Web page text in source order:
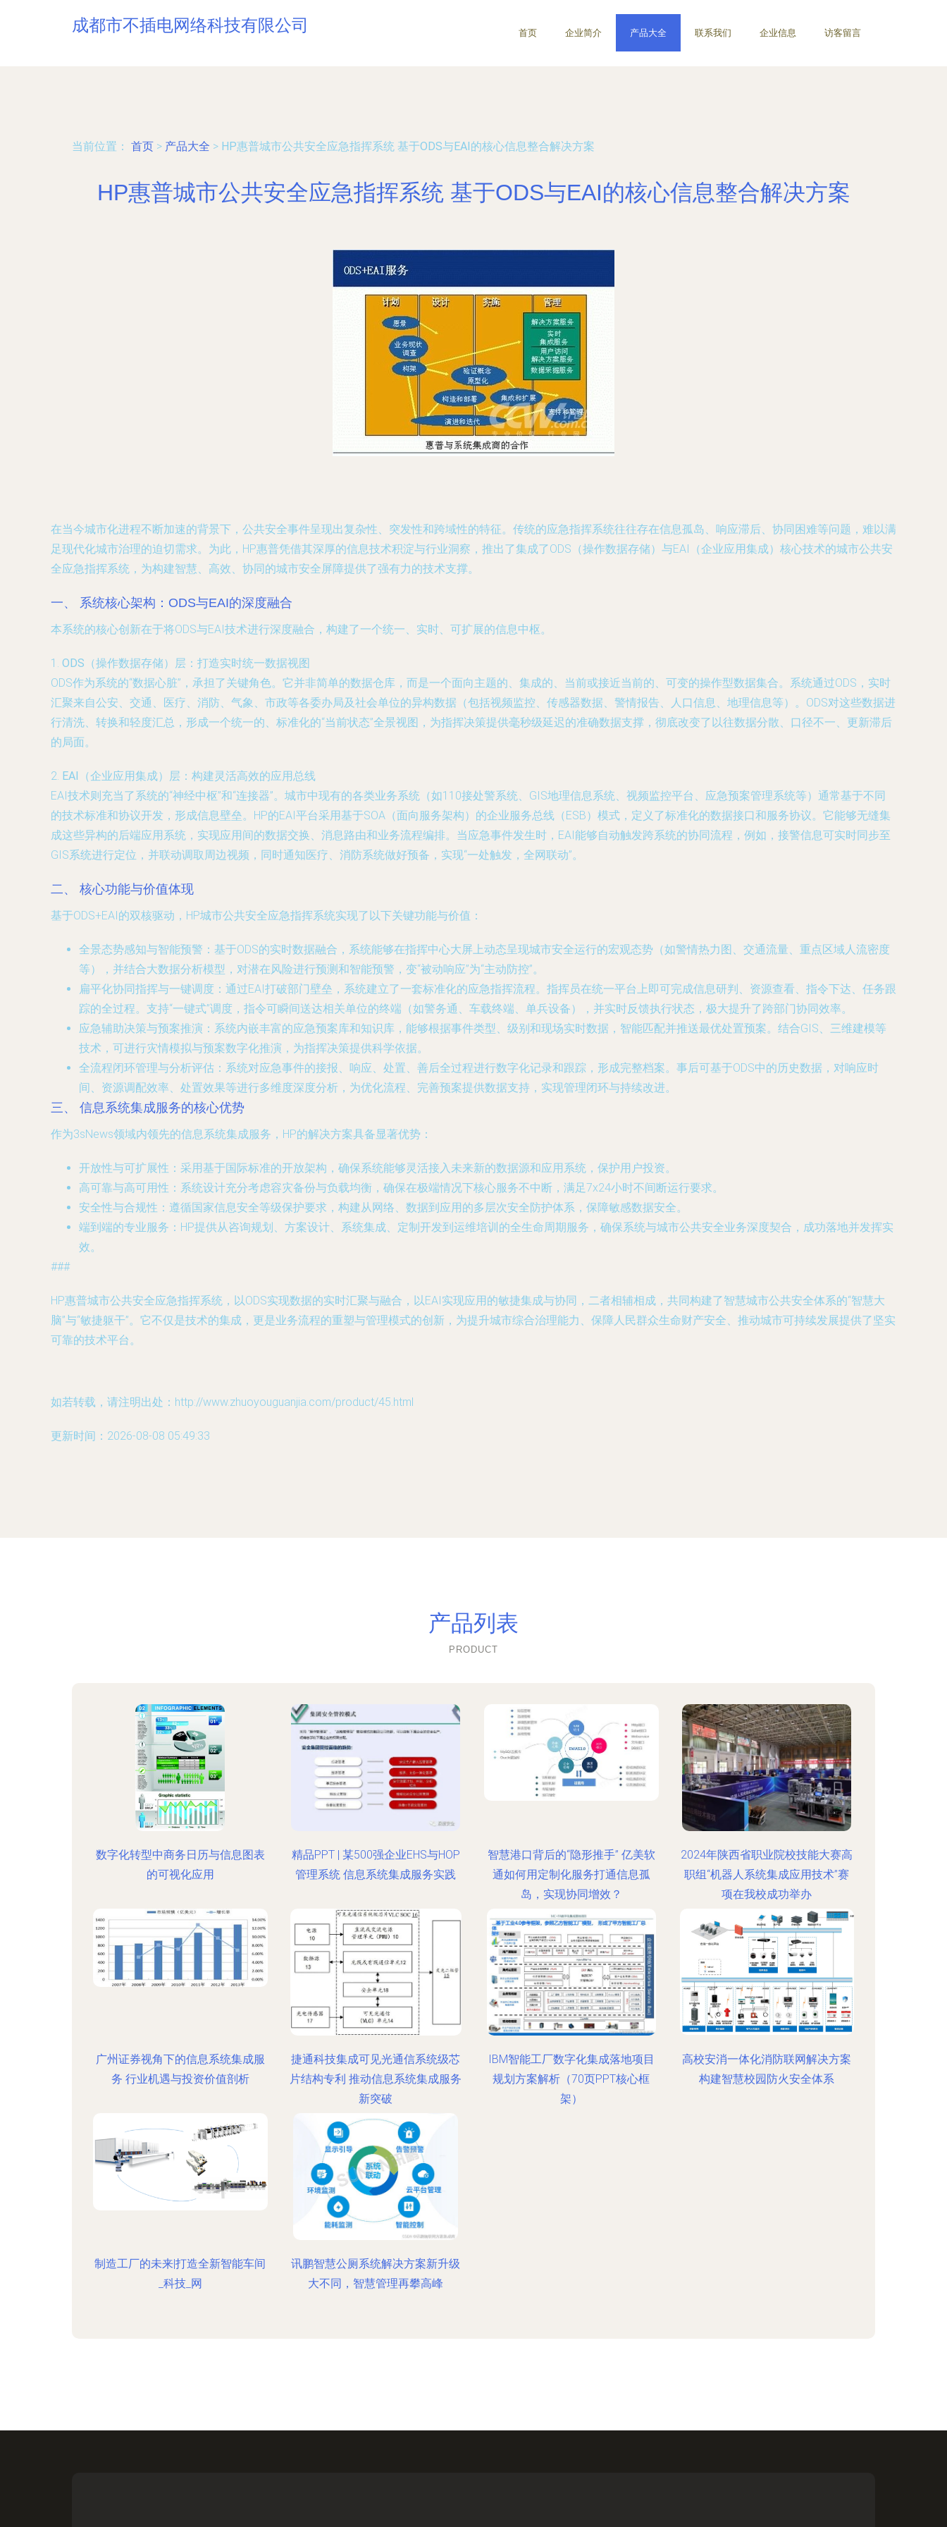
成都市不插电网络科技有限公司 首页 企业简介 产品大全 联系我们 企业信息 访客留言
当前位置： 首页 > 产品大全 > HP惠普城市公共安全应急指挥系统 基于ODS与EAI的核心信息整合解决方案
HP惠普城市公共安全应急指挥系统 基于ODS与EAI的核心信息整合解决方案
在当今城市化进程不断加速的背景下，公共安全事件呈现出复杂性、突发性和跨域性的特征。传统的应急指挥系统往往存在信息孤岛、响应滞后、协同困难等问题，难以满
足现代化城市治理的迫切需求。为此，HP惠普凭借其深厚的信息技术积淀与行业洞察，推出了集成了ODS（操作数据存储）与EAI（企业应用集成）核心技术的城市公共安
全应急指挥系统，为构建智慧、高效、协同的城市安全屏障提供了强有力的技术支撑。
一、 系统核心架构：ODS与EAI的深度融合
本系统的核心创新在于将ODS与EAI技术进行深度融合，构建了一个统一、实时、可扩展的信息中枢。
1. ODS（操作数据存储）层：打造实时统一数据视图
ODS作为系统的“数据心脏”，承担了关键角色。它并非简单的数据仓库，而是一个面向主题的、集成的、当前或接近当前的、可变的操作型数据集合。系统通过ODS，实时
汇聚来自公安、交通、医疗、消防、气象、市政等各委办局及社会单位的异构数据（包括视频监控、传感器数据、警情报告、人口信息、地理信息等）。ODS对这些数据进
行清洗、转换和轻度汇总，形成一个统一的、标准化的“当前状态”全景视图，为指挥决策提供毫秒级延迟的准确数据支撑，彻底改变了以往数据分散、口径不一、更新滞后
的局面。
2. EAI（企业应用集成）层：构建灵活高效的应用总线
EAI技术则充当了系统的“神经中枢”和“连接器”。城市中现有的各类业务系统（如110接处警系统、GIS地理信息系统、视频监控平台、应急预案管理系统等）通常基于不同
的技术标准和协议开发，形成信息壁垒。HP的EAI平台采用基于SOA（面向服务架构）的企业服务总线（ESB）模式，定义了标准化的数据接口和服务协议。它能够无缝集
成这些异构的后端应用系统，实现应用间的数据交换、消息路由和业务流程编排。当应急事件发生时，EAI能够自动触发跨系统的协同流程，例如，接警信息可实时同步至
GIS系统进行定位，并联动调取周边视频，同时通知医疗、消防系统做好预备，实现“一处触发，全网联动”。
二、 核心功能与价值体现
基于ODS+EAI的双核驱动，HP城市公共安全应急指挥系统实现了以下关键功能与价值：
全景态势感知与智能预警 ：基于ODS的实时数据融合，系统能够在指挥中心大屏上动态呈现城市安全运行的宏观态势（如警情热力图、交通流量、重点区域人流密度
等），并结合大数据分析模型，对潜在风险进行预测和智能预警，变“被动响应”为“主动防控”。
扁平化协同指挥与一键调度 ：通过EAI打破部门壁垒，系统建立了一套标准化的应急指挥流程。指挥员在统一平台上即可完成信息研判、资源查看、指令下达、任务跟
踪的全过程。支持“一键式”调度，指令可瞬间送达相关单位的终端（如警务通、车载终端、单兵设备），并实时反馈执行状态，极大提升了跨部门协同效率。
应急辅助决策与预案推演 ：系统内嵌丰富的应急预案库和知识库，能够根据事件类型、级别和现场实时数据，智能匹配并推送最优处置预案。结合GIS、三维建模等
技术，可进行灾情模拟与预案数字化推演，为指挥决策提供科学依据。
全流程闭环管理与分析评估 ：系统对应急事件的接报、响应、处置、善后全过程进行数字化记录和跟踪，形成完整档案。事后可基于ODS中的历史数据，对响应时
间、资源调配效率、处置效果等进行多维度深度分析，为优化流程、完善预案提供数据支持，实现管理闭环与持续改进。
三、 信息系统集成服务的核心优势
作为3sNews领域内领先的信息系统集成服务，HP的解决方案具备显著优势：
开放性与可扩展性 ：采用基于国际标准的开放架构，确保系统能够灵活接入未来新的数据源和应用系统，保护用户投资。
高可靠与高可用性 ：系统设计充分考虑容灾备份与负载均衡，确保在极端情况下核心服务不中断，满足7x24小时不间断运行要求。
安全性与合规性 ：遵循国家信息安全等级保护要求，构建从网络、数据到应用的多层次安全防护体系，保障敏感数据安全。
端到端的专业服务 ：HP提供从咨询规划、方案设计、系统集成、定制开发到运维培训的全生命周期服务，确保系统与城市公共安全业务深度契合，成功落地并发挥实
效。
###
HP惠普城市公共安全应急指挥系统，以ODS实现数据的实时汇聚与融合，以EAI实现应用的敏捷集成与协同，二者相辅相成，共同构建了智慧城市公共安全体系的“智慧大
脑”与“敏捷躯干”。它不仅是技术的集成，更是业务流程的重塑与管理模式的创新，为提升城市综合治理能力、保障人民群众生命财产安全、推动城市可持续发展提供了坚实
可靠的技术平台。
如若转载，请注明出处：http://www.zhuoyouguanjia.com/product/45.html
更新时间：2026-08-08 05:49:33
产品列表
PRODUCT
数字化转型中商务日历与信息图表
的可视化应用
精品PPT | 某500强企业EHS与HOP
管理系统 信息系统集成服务实践
智慧港口背后的“隐形推手” 亿美软
通如何用定制化服务打通信息孤
岛，实现协同增效？
2024年陕西省职业院校技能大赛高
职组“机器人系统集成应用技术”赛
项在我校成功举办
广州证券视角下的信息系统集成服
务 行业机遇与投资价值剖析
捷通科技集成可见光通信系统级芯
片结构专利 推动信息系统集成服务
新突破
IBM智能工厂数字化集成落地项目
规划方案解析（70页PPT核心框
架）
高校安消一体化消防联网解决方案
构建智慧校园防火安全体系
制造工厂的未来|打造全新智能车间
_科技_网
讯鹏智慧公厕系统解决方案新升级
大不同，智慧管理再攀高峰